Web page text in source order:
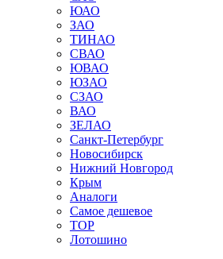
ЮАО
ЗАО
ТИНАО
СВАО
ЮВАО
ЮЗАО
СЗАО
ВАО
ЗЕЛАО
Санкт-Петербург
Новосибирск
Нижний Новгород
Крым
Аналоги
Самое дешевое
TOP
Лотошино